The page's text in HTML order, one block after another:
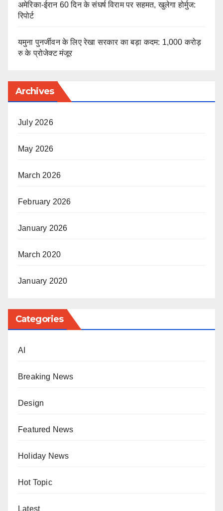
अमेरिका-ईरान 60 दिन के संघर्ष विराम पर सहमत, खुलेगा होर्मुज:
रिपोर्ट
यमुना पुनर्जीवन के लिए रेखा सरकार का बड़ा कदम: 1,000 करोड़
रु के प्रोजेक्ट मंजूर
Archives
July 2026
May 2026
March 2026
February 2026
January 2026
March 2020
January 2020
Categories
AI
Breaking News
Design
Featured News
Holiday News
Hot Topic
Latest